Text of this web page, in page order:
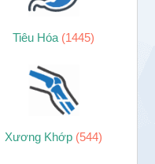
Tiêu Hóa (1445)
Xương Khớp (544)